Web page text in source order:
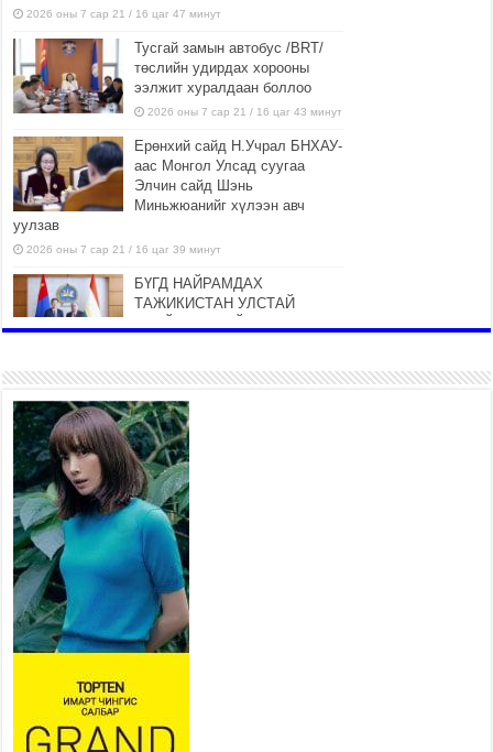
2026 оны 7 сар 21 / 16 цаг 47 минут
Тусгай замын автобус /BRT/
төслийн удирдах хорооны
ээлжит хуралдаан боллоо
2026 оны 7 сар 21 / 16 цаг 43 минут
Ерөнхий сайд Н.Учрал БНХАУ-
аас Монгол Улсад суугаа
Элчин сайд Шэнь
Миньжюанийг хүлээн авч
уулзав
2026 оны 7 сар 21 / 16 цаг 39 минут
БҮГД НАЙРАМДАХ
ТАЖИКИСТАН УЛСТАЙ
26,992 суралцагч хотхоны бага
сургуульд, 8100 суралцагч
төрөлжсөн ахлах сургуульд
суралцана
2026 оны 7 сар 21 / 13 цаг 43 минут
COP17 хурлын үеэрх замын
хөдөлгөөн, нийтийн тээврийн
зохицуулалт, сургууль,
цэцэрлэг, зах, худалдааны
төвийн ажиллах хуваарийг гаргаж, иргэдэд
мэдээлэхийг үүрэг болголоо
2026 оны 7 сар 21 / 11 цаг 59 минут
Гэр бүлийн хэрэг шүүхэд хянан шийдвэрлэх
тухай хуулиар хүүхдийн дээд ашиг сонирхлыг
нэн тэргүүнд хангахыг баталгаажууллаа
2026 оны 7 сар 21 / 11 цаг 42 минут